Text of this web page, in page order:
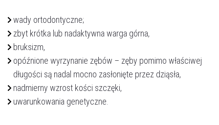
wady ortodontyczne;
zbyt krótka lub nadaktywna warga górna,
bruksizm,
opóźnione wyrzynanie zębów – zęby pomimo właściwej
długości są nadal mocno zasłonięte przez dziąsła,
nadmierny wzrost kości szczęki,
uwarunkowania genetyczne.